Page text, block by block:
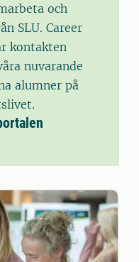
och
SLU. Career
kontakten
nuvarande
alumner på